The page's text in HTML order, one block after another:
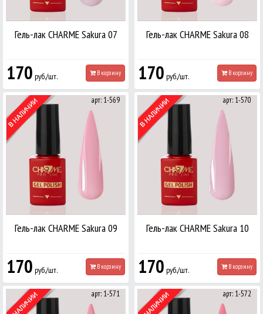
Гель-лак CHARME Sakura 07
170 руб./шт. В корзину
Гель-лак CHARME Sakura 08
170 руб./шт. В корзину
арт: 1-569
Гель-лак CHARME Sakura 09
170 руб./шт. В корзину
арт: 1-570
Гель-лак CHARME Sakura 10
170 руб./шт. В корзину
арт: 1-571 арт: 1-572